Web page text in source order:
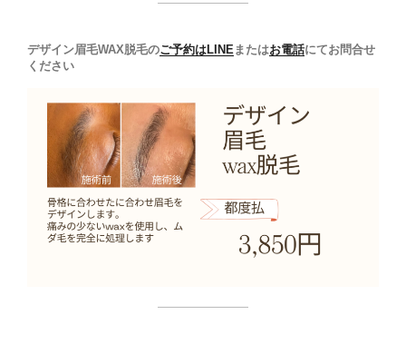
デザイン眉毛WAX脱毛のご予約はLINEまたはお電話にてお問合せ
ください